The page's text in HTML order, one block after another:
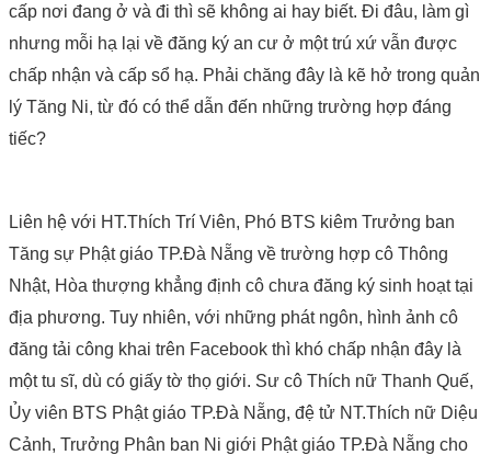
cấp nơi đang ở và đi thì sẽ không ai hay biết. Đi đâu, làm gì
nhưng mỗi hạ lại về đăng ký an cư ở một trú xứ vẫn được
chấp nhận và cấp sổ hạ. Phải chăng đây là kẽ hở trong quản
lý Tăng Ni, từ đó có thể dẫn đến những trường hợp đáng
tiếc?
Liên hệ với HT.Thích Trí Viên, Phó BTS kiêm Trưởng ban
Tăng sự Phật giáo TP.Đà Nẵng về trường hợp cô Thông
Nhật, Hòa thượng khẳng định cô chưa đăng ký sinh hoạt tại
địa phương. Tuy nhiên, với những phát ngôn, hình ảnh cô
đăng tải công khai trên Facebook thì khó chấp nhận đây là
một tu sĩ, dù có giấy tờ thọ giới. Sư cô Thích nữ Thanh Quế,
Ủy viên BTS Phật giáo TP.Đà Nẵng, đệ tử NT.Thích nữ Diệu
Cảnh, Trưởng Phân ban Ni giới Phật giáo TP.Đà Nẵng cho